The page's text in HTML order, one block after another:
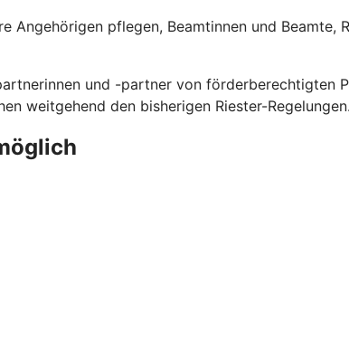
Angehörigen pflegen, Beamtinnen und
und -partner von förderberechtigten
weitgehend den bisherigen Riester-Regelungen.